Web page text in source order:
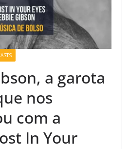
a garota
nos
com a
In Your